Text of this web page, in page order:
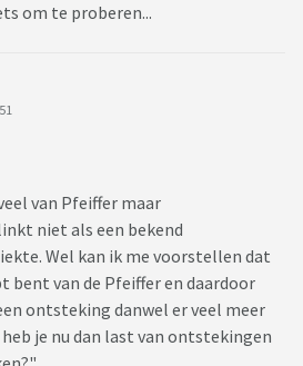
om te proberen...
van Pfeiffer maar
niet als een bekend
Wel kan ik me voorstellen dat
bent van de Pfeiffer en daardoor
ontsteking danwel er veel meer
je nu dan last van ontstekingen